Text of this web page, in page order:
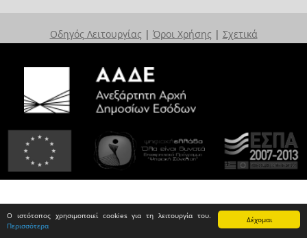
Δέχομαι
Ο ιστότοπος χρησιμοποιεί cookies για τη λειτουργία του.
Περισσότερα
Οδηγός Λειτουργίας | Όροι Χρήσης | Σχετικά